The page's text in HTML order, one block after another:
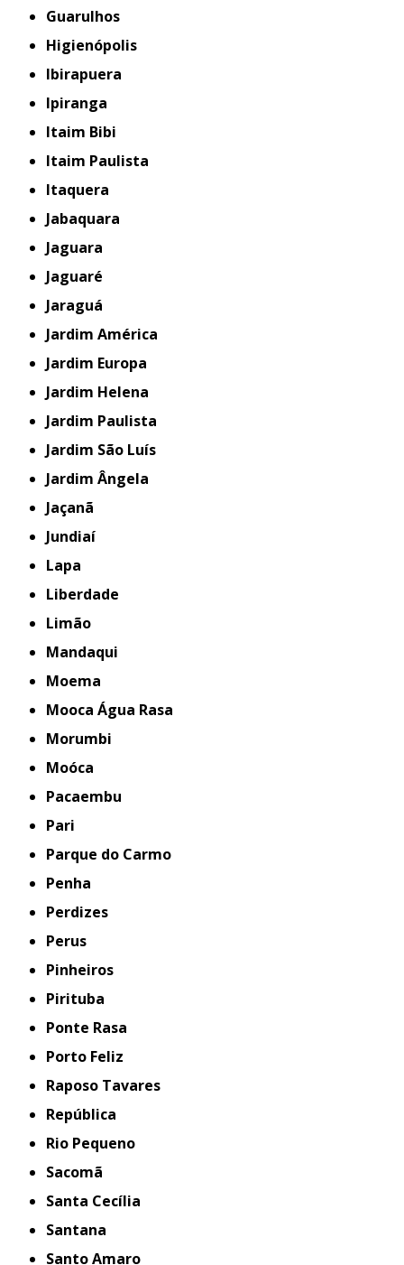
Guarulhos
Higienópolis
Ibirapuera
Ipiranga
Itaim Bibi
Itaim Paulista
Itaquera
Jabaquara
Jaguara
Jaguaré
Jaraguá
Jardim América
Jardim Europa
Jardim Helena
Jardim Paulista
Jardim São Luís
Jardim Ângela
Jaçanã
Jundiaí
Lapa
Liberdade
Limão
Mandaqui
Moema
Mooca Água Rasa
Morumbi
Moóca
Pacaembu
Pari
Parque do Carmo
Penha
Perdizes
Perus
Pinheiros
Pirituba
Ponte Rasa
Porto Feliz
Raposo Tavares
República
Rio Pequeno
Sacomã
Santa Cecília
Santana
Santo Amaro